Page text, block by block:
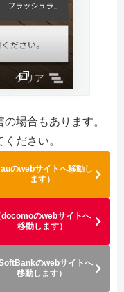
場合もあります。
ださい。
auのwebサイトへ移動し
ます）
docomoのwebサイトへ
移動します）
SoftBankのwebサイトへ
移動します）